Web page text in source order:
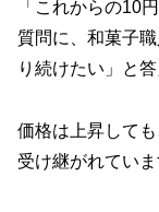
「これからの10
質問に、和菓子
り続けたい」と答
価格は上昇して
受け継がれていま